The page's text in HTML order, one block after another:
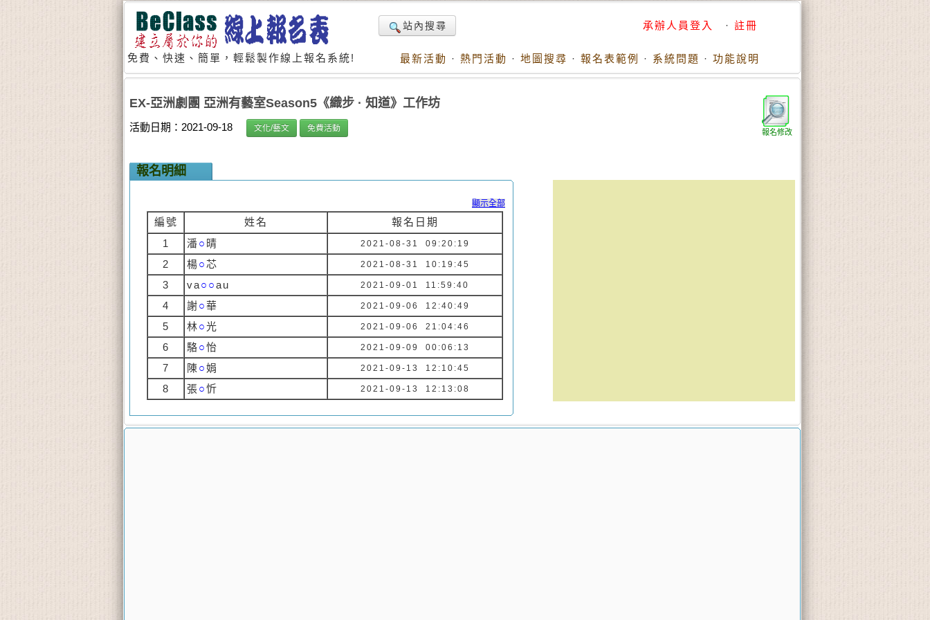
免費、快速、簡單，輕鬆製作線上報名系統!
站內搜尋 承辦人員登入 · 註冊
最新活動 · 熱門活動 · 地圖搜尋 · 報名表範例 · 系統問題 · 功能說明
報名修改
EX-亞洲劇團 亞洲有藝室Season5《織步 · 知道》工作坊
活動日期：2021-09-18 文化/藝文 免費活動
報名明細
顯示全部
編號 姓名
報名日期
1
潘○ 晴 2021-08-31 09:20:19
2 楊○ 芯 2021-08-31 10:19:45
3 va○○au 2021-09-01 11:59:40
4 謝○華 2021-09-06 12:40:49
5 林○光 2021-09-06 21:04:46
6 駱○怡 2021-09-09 00:06:13
7 陳○娟 2021-09-13 12:10:45
8 張○忻 2021-09-13 12:13:08